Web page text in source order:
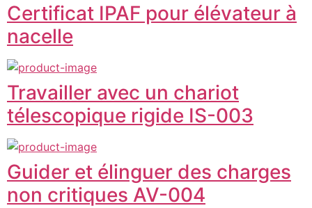
Certificat IPAF pour élévateur à
nacelle
Travailler avec un chariot
télescopique rigide IS-003
Guider et élinguer des charges
non critiques AV-004